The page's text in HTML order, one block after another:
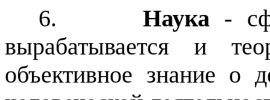
6.
Наука -
вырабатывается и
объективное знание о